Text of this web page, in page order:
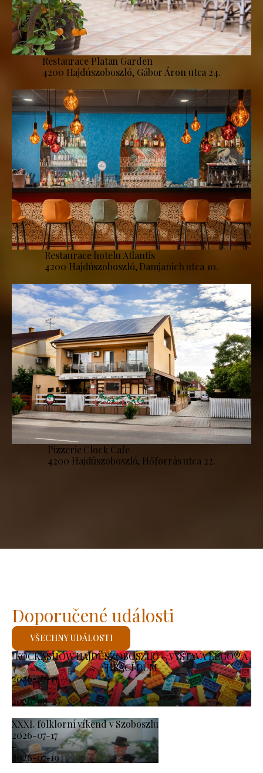
Restaurace Platan Garden
4200 Hajdúszoboszló, Gábor Áron utca 24.
Restaurace hotelu Atlantis
4200 Hajdúszoboszló, Damjanich utca 10.
Pizzerie Clock Cafe
4200 Hajdúszoboszló, Hőforrás utca 22.
KOCKASHOW HAJDÚSZOBOSZLÓ – VÝSTAVA LEGO® A
HRACÍ DŮM
2026-07-11
-
2026-08-23
XXXI. folklorní víkend v Szoboszlu
2026-07-17
-
2026-07-19
Doporučené události
VŠECHNY UDÁLOSTI